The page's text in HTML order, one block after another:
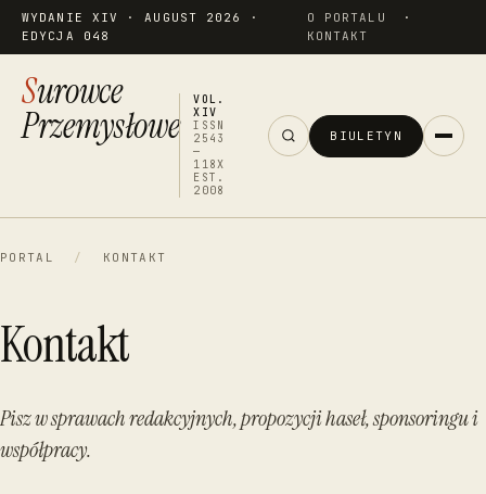
WYDANIE XIV · AUGUST 2026 ·
EDYCJA 048
O PORTALU
·
KONTAKT
Surowce
Przemysłowe
VOL.
XIV
ISSN
2543
—
118X
EST.
2008
BIULETYN
PORTAL / KONTAKT
Kontakt
Pisz w sprawach redakcyjnych, propozycji haseł, sponsoringu i
współpracy.